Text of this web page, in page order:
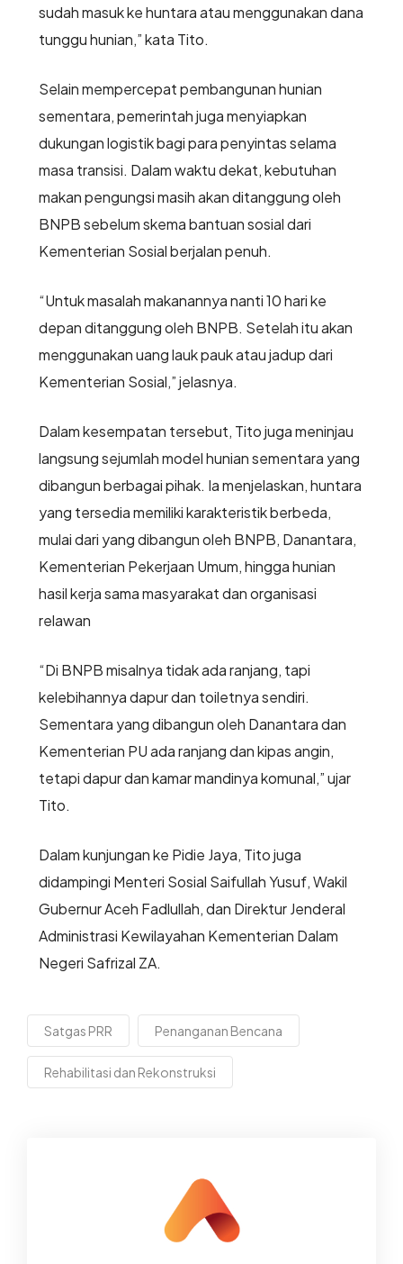
sudah masuk ke huntara atau menggunakan dana
tunggu hunian,” kata Tito.
Selain mempercepat pembangunan hunian
sementara, pemerintah juga menyiapkan
dukungan logistik bagi para penyintas selama
masa transisi. Dalam waktu dekat, kebutuhan
makan pengungsi masih akan ditanggung oleh
BNPB sebelum skema bantuan sosial dari
Kementerian Sosial berjalan penuh.
“Untuk masalah makanannya nanti 10 hari ke
depan ditanggung oleh BNPB. Setelah itu akan
menggunakan uang lauk pauk atau jadup dari
Kementerian Sosial,” jelasnya.
Dalam kesempatan tersebut, Tito juga meninjau
langsung sejumlah model hunian sementara yang
dibangun berbagai pihak. Ia menjelaskan, huntara
yang tersedia memiliki karakteristik berbeda,
mulai dari yang dibangun oleh BNPB, Danantara,
Kementerian Pekerjaan Umum, hingga hunian
hasil kerja sama masyarakat dan organisasi
relawan
“Di BNPB misalnya tidak ada ranjang, tapi
kelebihannya dapur dan toiletnya sendiri.
Sementara yang dibangun oleh Danantara dan
Kementerian PU ada ranjang dan kipas angin,
tetapi dapur dan kamar mandinya komunal,” ujar
Tito.
Dalam kunjungan ke Pidie Jaya, Tito juga
didampingi Menteri Sosial Saifullah Yusuf, Wakil
Gubernur Aceh Fadlullah, dan Direktur Jenderal
Administrasi Kewilayahan Kementerian Dalam
Negeri Safrizal ZA.
Satgas PRR Penanganan Bencana
Rehabilitasi dan Rekonstruksi